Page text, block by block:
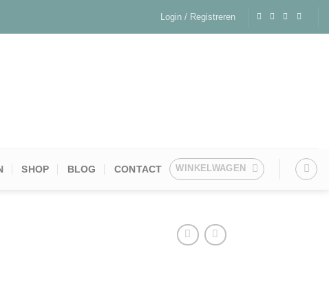
Login / Registreren
SHOP BLOG CONTACT WINKELWAGEN